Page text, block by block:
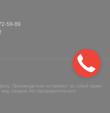
59-89
Производители оставляют за собой право
товаров без предварительного